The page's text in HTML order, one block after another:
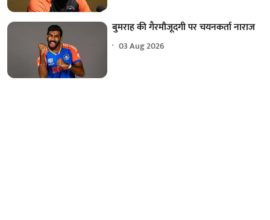
बुमराह की गैरमौजूदगी पर चयनकर्ता नाराज
03 Aug 2026